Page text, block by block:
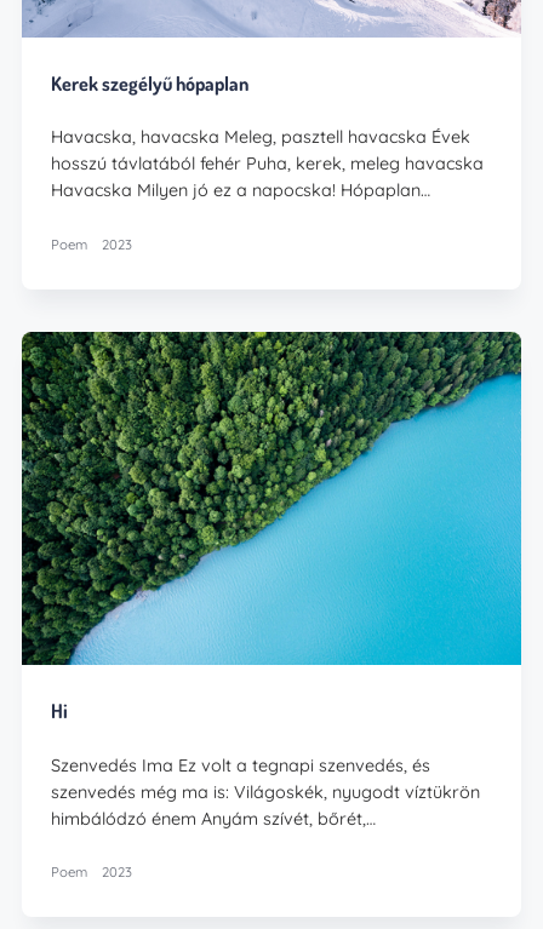
Kerek szegélyű hópaplan
Havacska, havacska Meleg, pasztell havacska Évek
hosszú távlatából fehér Puha, kerek, meleg havacska
Havacska Milyen jó ez a napocska! Hópaplan…
Poem 2023
Hi
Szenvedés Ima Ez volt a tegnapi szenvedés, és
szenvedés még ma is: Világoskék, nyugodt víztükrön
himbálódzó énem Anyám szívét, bőrét,…
Poem 2023